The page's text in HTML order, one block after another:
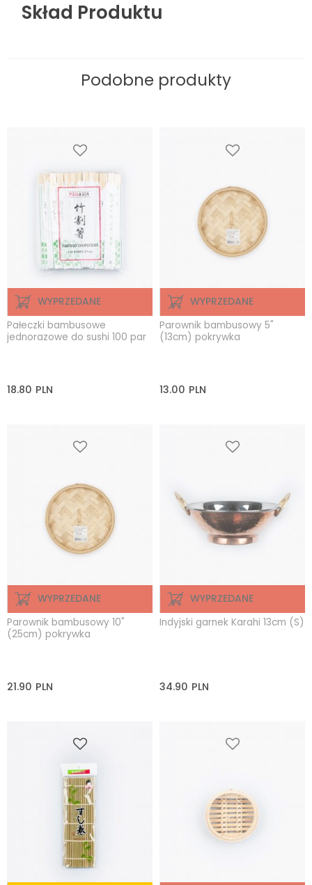
Skład Produktu
Podobne produkty
WYPRZEDANE
Pałeczki bambusowe
jednorazowe do sushi 100 par
18.80 PLN
WYPRZEDANE
Parownik bambusowy 5"
(13cm) pokrywka
13.00 PLN
WYPRZEDANE
Parownik bambusowy 10"
(25cm) pokrywka
21.90 PLN
WYPRZEDANE
Indyjski garnek Karahi 13cm (S)
34.90 PLN